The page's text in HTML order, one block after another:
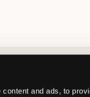
and ads, to